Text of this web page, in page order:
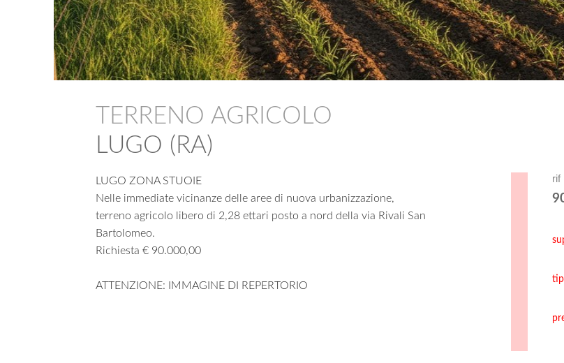
TERRENO AGRICOLO
LUGO (RA)
LUGO ZONA STUOIE
Nelle immediate vicinanze delle aree di nuova urbanizzazione,
terreno agricolo libero di 2,28 ettari posto a nord della via Rivali San
Bartolomeo.
Richiesta € 90.000,00
ATTENZIONE: IMMAGINE DI REPERTORIO
rif